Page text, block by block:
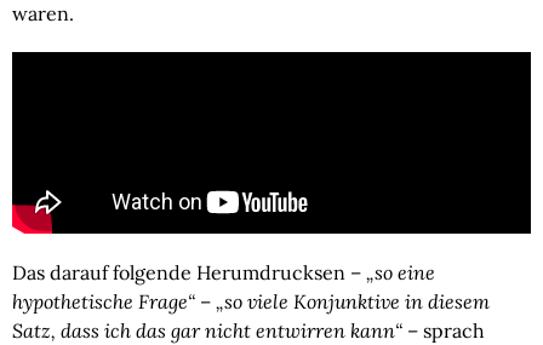
waren.
Das darauf folgende Herumdrucksen – „so eine
hypothetische Frage“ – „so viele Konjunktive in diesem
Satz, dass ich das gar nicht entwirren kann“ – sprach